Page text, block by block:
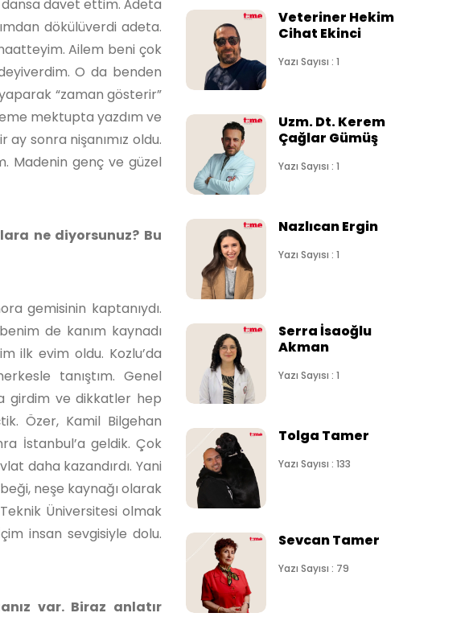
dansa davet ettim. Âdeta
dökülüverdi adeta.
Ailem beni çok
O da benden
“zaman gösterir”
mektupta yazdım ve
ay sonra nişanımız oldu.
Madenin genç ve güzel
ne diyorsunuz? Bu
gemisinin kaptanıydı.
de kanım kaynadı
ilk evim oldu. Kozlu’da
tanıştım. Genel
girdim ve dikkatler hep
Özer, Kamil Bilgehan
İstanbul’a geldik. Çok
daha kazandırdı. Yani
neşe kaynağı olarak
Üniversitesi olmak
insan sevgisiyle dolu.
var. Biraz anlatır
Veteriner Hekim
Cihat Ekinci
Yazı Sayısı : 1
Uzm. Dt. Kerem
Çağlar Gümüş
Yazı Sayısı : 1
Nazlıcan Ergin
Yazı Sayısı : 1
Serra İsaoğlu
Akman
Yazı Sayısı : 1
Tolga Tamer
Yazı Sayısı : 133
Sevcan Tamer
Yazı Sayısı : 79